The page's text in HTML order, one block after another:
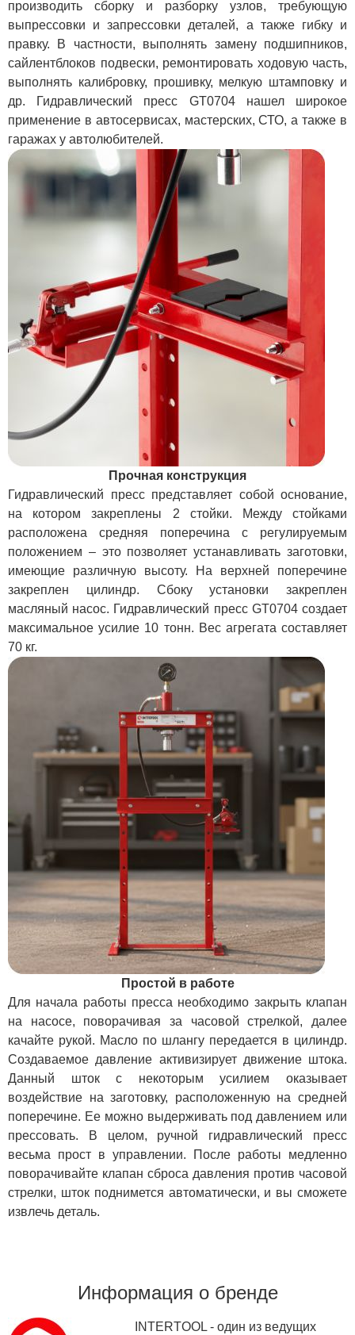
производить сборку и разборку узлов, требующую
выпрессовки и запрессовки деталей, а также гибку и
правку. В частности, выполнять замену подшипников,
сайлентблоков подвески, ремонтировать ходовую часть,
выполнять калибровку, прошивку, мелкую штамповку и
др. Гидравлический пресс GT0704 нашел широкое
применение в автосервисах, мастерских, СТО, а также в
гаражах у автолюбителей.
Прочная конструкция
Гидравлический пресс представляет собой основание,
на котором закреплены 2 стойки. Между стойками
расположена средняя поперечина с регулируемым
положением – это позволяет устанавливать заготовки,
имеющие различную высоту. На верхней поперечине
закреплен цилиндр. Сбоку установки закреплен
масляный насос. Гидравлический пресс GT0704 создает
максимальное усилие 10 тонн. Вес агрегата составляет
70 кг.
Простой в работе
Для начала работы пресса необходимо закрыть клапан
на насосе, поворачивая за часовой стрелкой, далее
качайте рукой. Масло по шлангу передается в цилиндр.
Создаваемое давление активизирует движение штока.
Данный шток с некоторым усилием оказывает
воздействие на заготовку, расположенную на средней
поперечине. Ее можно выдерживать под давлением или
прессовать. В целом, ручной гидравлический пресс
весьма прост в управлении. После работы медленно
поворачивайте клапан сброса давления против часовой
стрелки, шток поднимется автоматически, и вы сможете
извлечь деталь.
Информация о бренде
INTERTOOL - один из ведущих